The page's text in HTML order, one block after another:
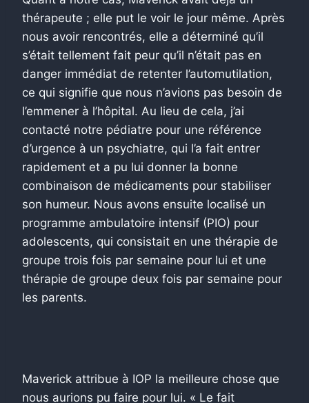
thérapeute ; elle put le voir le jour même. Après
nous avoir rencontrés, elle a déterminé qu’il
s’était tellement fait peur qu’il n’était pas en
danger immédiat de retenter l’automutilation,
ce qui signifie que nous n’avions pas besoin de
l’emmener à l’hôpital. Au lieu de cela, j’ai
contacté notre pédiatre pour une référence
d’urgence à un psychiatre, qui l’a fait entrer
rapidement et a pu lui donner la bonne
combinaison de médicaments pour stabiliser
son humeur. Nous avons ensuite localisé un
programme ambulatoire intensif (PIO) pour
adolescents, qui consistait en une thérapie de
groupe trois fois par semaine pour lui et une
thérapie de groupe deux fois par semaine pour
les parents.
Maverick attribue à IOP la meilleure chose que
nous aurions pu faire pour lui. « Le fait